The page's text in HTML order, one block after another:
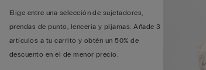
Elige entre una selección de sujetadores,
prendas de punto, lencería y pijamas. Añade 3
artículos a tu carrito y obtén un 50% de
descuento en el de menor precio.